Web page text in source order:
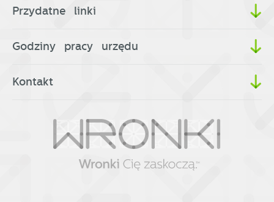
Przydatne linki
Godziny pracy urzędu
Kontakt